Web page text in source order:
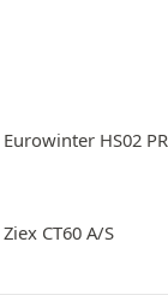
Eurowinter HS02
Ziex CT60 A/S